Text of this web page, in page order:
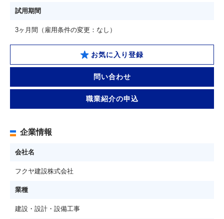
試用期間
3ヶ月間（雇用条件の変更：なし）
お気に入り登録
問い合わせ
職業紹介の申込
企業情報
会社名
フクヤ建設株式会社
業種
建設・設計・設備工事